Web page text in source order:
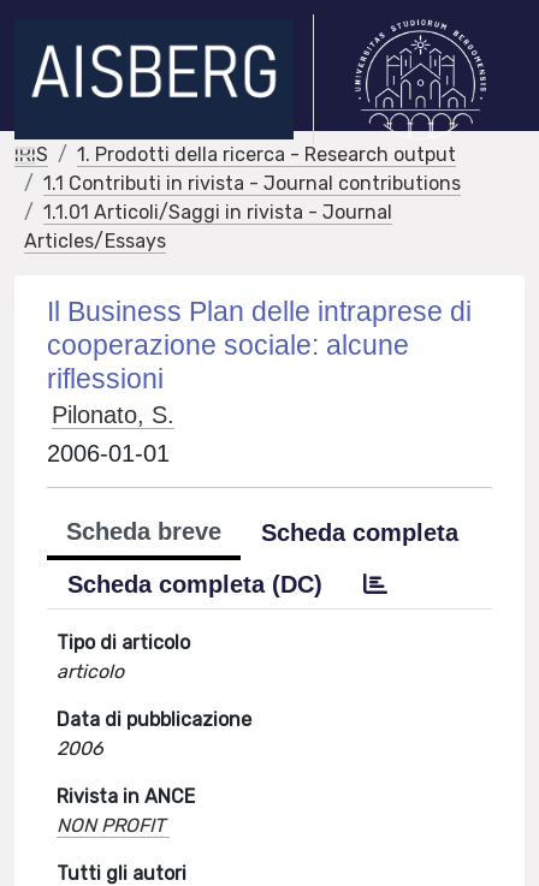
IRIS
1. Prodotti della ricerca - Research output
1.1 Contributi in rivista - Journal contributions
1.1.01 Articoli/Saggi in rivista - Journal
Articles/Essays
Il Business Plan delle intraprese di
cooperazione sociale: alcune
riflessioni
Pilonato, S.
2006-01-01
Scheda breve
Scheda completa
Scheda completa (DC)
Tipo di articolo
articolo
Data di pubblicazione
2006
Rivista in ANCE
NON PROFIT
Tutti gli autori